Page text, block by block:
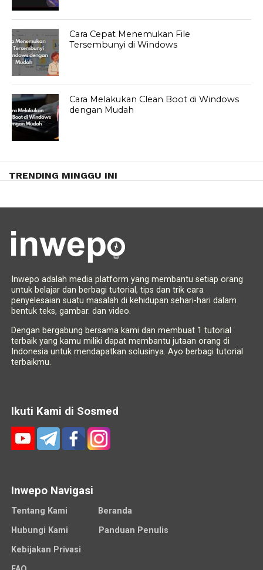
Cara Cepat Menemukan File
Tersembunyi di Windows
Cara Melakukan Clean Boot di Windows
dengan Mudah
TRENDING MINGGU INI
Inwepo adalah media platform yang membantu setiap orang
untuk belajar dan berbagi tutorial, tips dan trik cara
penyelesaian suatu masalah di kehidupan sehari-hari dalam
bentuk teks, gambar. dan video.
Dengan bergabung bersama kami dan membuat 1 tutorial
terbaik yang kamu miliki dapat membantu jutaan orang di
Indonesia untuk mendapatkan solusinya. Ayo berbagi tutorial
terbaikmu.
Ikuti Kami di Sosmed
Inwepo Navigasi
Tentang Kami
Beranda
Hubungi Kami
Panduan Penulis
Kebijakan Privasi